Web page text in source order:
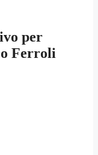
per
Ferroli